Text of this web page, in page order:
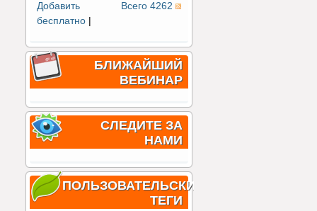
Всего 4262
Добавить
бесплатно
БЛИЖАЙШИЙ
ВЕБИНАР
СЛЕДИТЕ ЗА
НАМИ
ПОЛЬЗОВАТЕЛЬСКИЕ
ТЕГИ